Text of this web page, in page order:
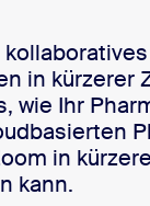
/+1.888.303.1012
in kürzerer
wie Ihr
in
kann.